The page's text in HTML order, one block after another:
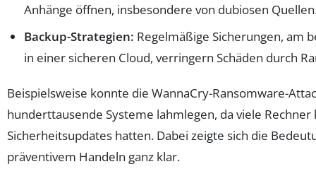
Anhänge öffnen, insbesondere von dubiosen
Backup-Strategien: Regelmäßige Sicherungen, am
in einer sicheren Cloud, verringern Schäden durch
Beispielsweise konnte die WannaCry-Ransomware-
hunderttausende Systeme lahmlegen, da viele
Sicherheitsupdates hatten. Dabei zeigte sich die
präventivem Handeln ganz klar.